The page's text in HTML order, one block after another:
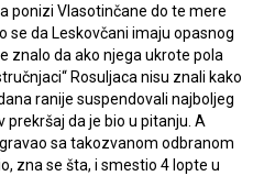
ponizi Vlasotinčane do te mere
se da Leskovčani imaju opasnog
znalo da ako njega ukrote pola
Rosuljaca nisu znali kako
ranije suspendovali najboljeg
da je bio u pitanju. A
sa takozvanom odbranom
zna se šta, i smestio 4 lopte u